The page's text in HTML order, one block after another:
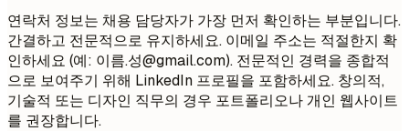
연락처 정보는 채용 담당자가 가장 먼저 확인하는 부분입니다.
간결하고 전문적으로 유지하세요. 이메일 주소는 적절한지 확
인하세요 (예: 이름.성@gmail.com). 전문적인 경력을 종합적
으로 보여주기 위해 LinkedIn 프로필을 포함하세요. 창의적,
기술적 또는 디자인 직무의 경우 포트폴리오나 개인 웹사이트
를 권장합니다.